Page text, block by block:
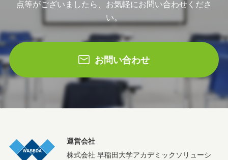
点等がございましたら、お気軽にお問い合わせくださ
い。
お問い合わせ
運営会社
株式会社 早稲田大学アカデミックソリューシ